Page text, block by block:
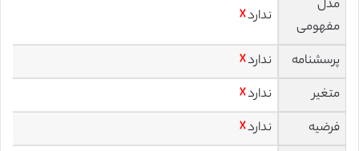
مدل
مفهومی
ندارد☓
پرسشنامه ندارد☓
متغیر
ندارد☓
فرضیه
ندارد☓